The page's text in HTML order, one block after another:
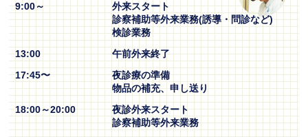
9:00～
外来スタート
診察補助等外来業務(誘導・問診など)
検診業務
13:00
午前外来終了
17:45〜
夜診療の準備
物品の補充、申し送り
18:00～20:00
夜診外来スタート
診察補助等外来業務